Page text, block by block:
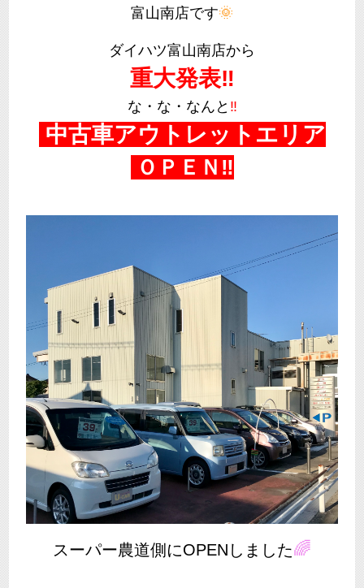
富山南店です🌞
ダイハツ富山南店から
重大発表‼
な・な・なんと ‼
中古車アウトレットエリア
ＯＰＥＮ‼
スーパー農道側にOPENしました🌈